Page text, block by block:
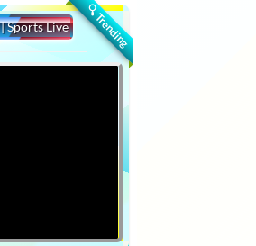
🔍 Trending
Sports Live